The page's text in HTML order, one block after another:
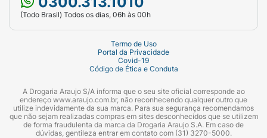
(Todo Brasil) Todos os dias, 06h às 00h
Termo de Uso
Portal da Privacidade
Covid-19
Código de Ética e Conduta
A Drogaria Araujo S/A informa que o seu site oficial corresponde ao
endereço www.araujo.com.br, não reconhecendo qualquer outro que
utilize indevidamente da sua marca. Para sua segurança recomendamos
que não sejam realizadas compras em sites desconhecidos que se utilizem
de forma fraudulenta da marca da Drogaria Araujo S.A. Em caso de
dúvidas, gentileza entrar em contato com (31) 3270-5000.